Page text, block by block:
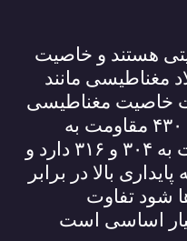
هستند و خاصیت
مغناطیسی مانند
خاصیت مغناطیسی
۴۳۰ مقاومت به
به ۳۰۴ و ۳۱۶ دارد و
بالا در برابر
شود تفاوت
اساسی است